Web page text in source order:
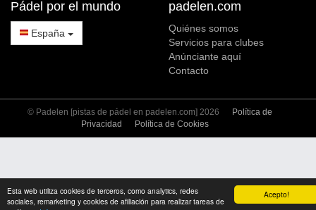
Acepto!
Esta web utiliza cookies de terceros, como analytics, redes
sociales, remarketing y cookies de afiliación para realizar tareas de
Pádel por el mundo
España
padelen.com
Quiénes somos
Servicios para clubes
Anúnciante aquí
Contacto
© Padelen [pistas de pádel en padelen.com] 2026
Política de
Privacidad
Política de Cookies